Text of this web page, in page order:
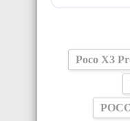
Poco X3